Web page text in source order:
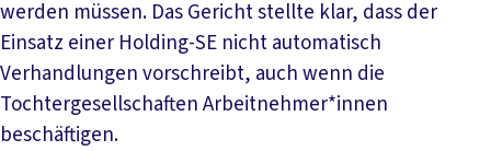
werden müssen. Das Gericht stellte klar, dass der
Einsatz einer Holding-SE nicht automatisch
Verhandlungen vorschreibt, auch wenn die
Tochtergesellschaften Arbeitnehmer*innen
beschäftigen.